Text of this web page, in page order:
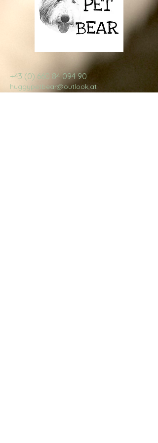
+43 (0) 660 84 094 90
huggypetbear@outlook,at